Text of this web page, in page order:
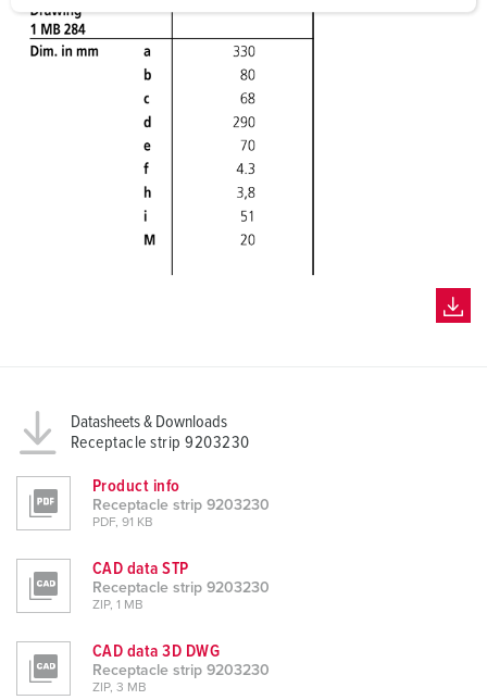
a
h
Datasheets & Downloads
Receptacle strip 9203230
Product info
Receptacle strip 9203230
PDF, 91 KB
CAD data STP
Receptacle strip 9203230
ZIP, 1 MB
CAD data 3D DWG
Receptacle strip 9203230
ZIP, 3 MB